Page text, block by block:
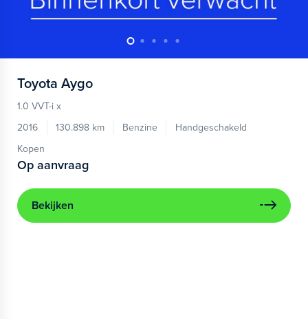
Toyota Aygo
1.0 VVT-i x
2016
130.898 km Benzine
Handgeschakeld
Kopen
Op aanvraag
Bekijken